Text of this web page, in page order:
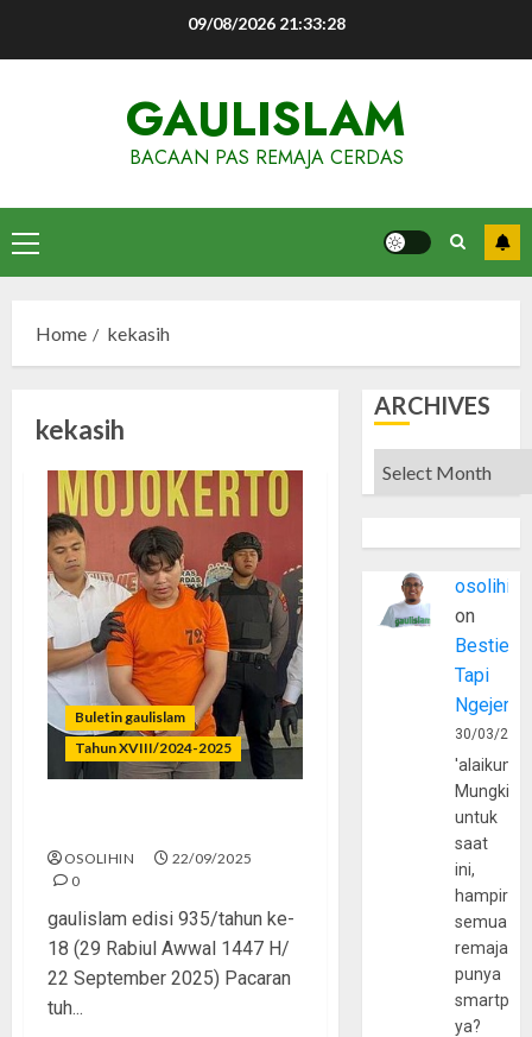
09/08/2026 21:33:28
GAULISLAM
BACAAN PAS REMAJA CERDAS
Primary
Menu
Home kekasih
kekasih
Buletin gaulislam
Tahun XVIII/2024-2025
OSOLIHIN
22/09/2025
0
gaulislam edisi 935/tahun ke-
18 (29 Rabiul Awwal 1447 H/
22 September 2025) Pacaran
tuh...
ARCHIVES
Archives
osolihin
on
Bestie
Tapi
30/03/
Mungkin
untuk
saat
ini,
hampir
semua
remaja
punya
ya?